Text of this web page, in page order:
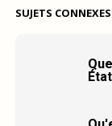
SUJETS